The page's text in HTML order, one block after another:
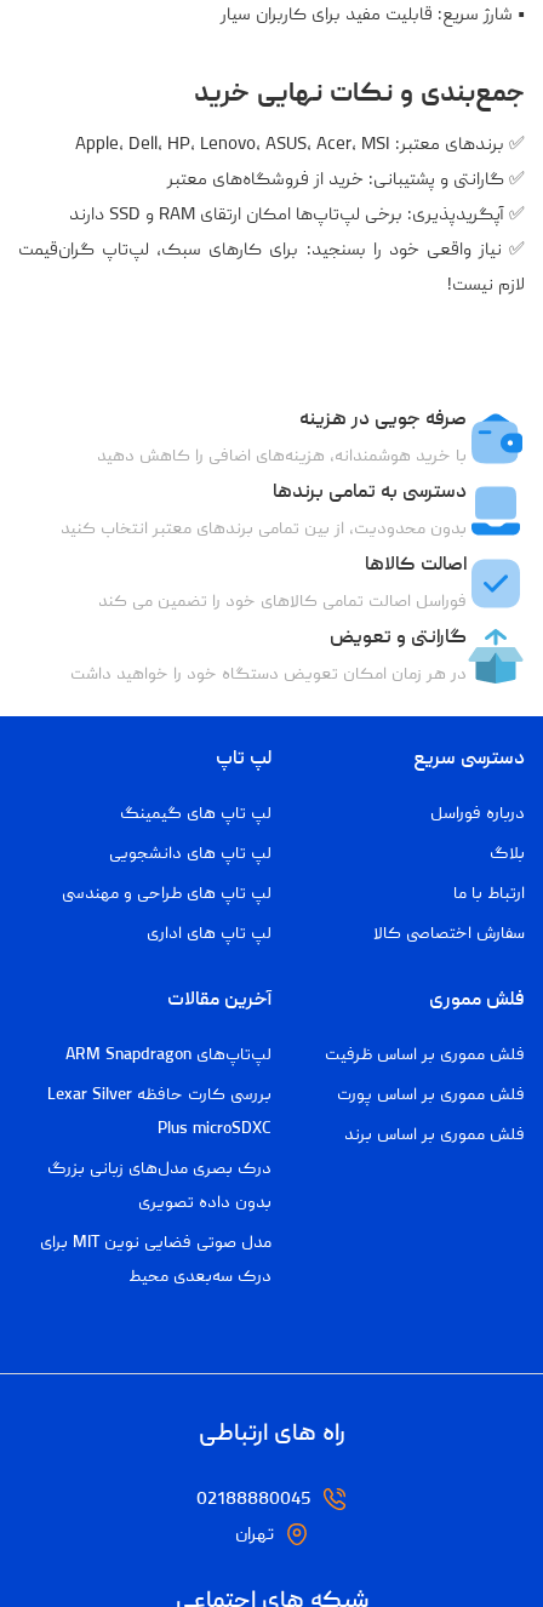
• شارژ سریع: قابلیت مفید برای کاربران سیار
جمع‌بندی و نکات نهایی خرید
✅ برندهای معتبر: Apple، Dell، HP، Lenovo، ASUS، Acer، MSI
✅ گارانتی و پشتیبانی: خرید از فروشگاه‌های معتبر
✅ آپگریدپذیری: برخی لپ‌تاپ‌ها امکان ارتقای RAM و SSD دارند
✅ نیاز واقعی خود را بسنجید: برای کارهای سبک، لپ‌تاپ گران‌قیمت
لازم نیست!
صرفه جویی در هزینه
با خرید هوشمندانه، هزینه‌های اضافی را کاهش دهید
دسترسی به تمامی برندها
بدون محدودیت، از بین تمامی برندهای معتبر انتخاب کنید
اصالت کالاها
فوراسل اصالت تمامی کالاهای خود را تضمین می کند
گارانتی و تعویض
در هر زمان امکان تعویض دستگاه خود را خواهید داشت
دسترسی سریع
درباره فوراسل
بلاگ
ارتباط با ما
سفارش اختصاصی کالا
لپ تاپ
لپ تاپ های گیمینگ
لپ تاپ های دانشجویی
لپ تاپ های طراحی و مهندسی
لپ تاپ های اداری
فلش مموری
فلش مموری بر اساس ظرفیت
فلش مموری بر اساس پورت
فلش مموری بر اساس برند
آخرین مقالات
لپ‌تاپ‌های ARM Snapdragon
بررسی کارت حافظه Lexar Silver
Plus microSDXC
درک بصری مدل‌های زبانی بزرگ
بدون داده تصویری
مدل صوتی فضایی نوین MIT برای
درک سه‌بعدی محیط
راه های ارتباطی
02188880045
تهران